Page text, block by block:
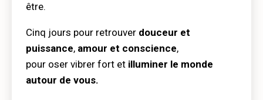
être.
Cinq jours pour retrouver douceur et
puissance, amour et conscience,
pour oser vibrer fort et illuminer le monde
autour de vous.